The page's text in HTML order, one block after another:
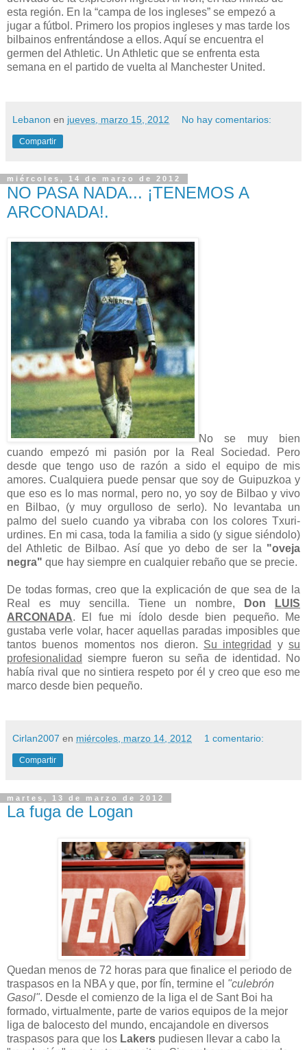
esta región. En la “campa de los ingleses” se empezó a
jugar a fútbol. Primero los propios ingleses y mas tarde los
bilbainos enfrentándose a ellos. Aquí se encuentra el
germen del Athletic. Un Athletic que se enfrenta esta
semana en el partido de vuelta al Manchester United.
Lebanon en jueves, marzo 15, 2012 No hay comentarios:
Compartir
miércoles, 14 de marzo de 2012
NO PASA NADA... ¡TENEMOS A
ARCONADA!.
No se muy bien
cuando empezó mi pasión por la Real Sociedad. Pero
desde que tengo uso de razón a sido el equipo de mis
amores. Cualquiera puede pensar que soy de Guipuzkoa y
que eso es lo mas normal, pero no, yo soy de Bilbao y vivo
en Bilbao, (y muy orgulloso de serlo). No levantaba un
palmo del suelo cuando ya vibraba con los colores Txuri-
urdines. En mi casa, toda la familia a sido (y sigue siéndolo)
del Athletic de Bilbao. Así que yo debo de ser la "oveja
negra" que hay siempre en cualquier rebaño que se precie.
De todas formas, creo que la explicación de que sea de la
Real es muy sencilla. Tiene un nombre,
Don
LUIS
ARCONADA. El fue mi ídolo desde bien pequeño. Me
gustaba verle volar, hacer aquellas paradas imposibles que
tantos buenos momentos nos dieron. Su integridad y su
profesionalidad siempre fueron su seña de identidad. No
había rival que no sintiera respeto por él y creo que eso me
marco desde bien pequeño.
Cirlan2007 en miércoles, marzo 14, 2012 1 comentario:
Compartir
martes, 13 de marzo de 2012
La fuga de Logan
Quedan menos de 72 horas para que finalice el periodo de
traspasos en la NBA y que, por fín, termine el "culebrón
Gasol". Desde el comienzo de la liga el de Sant Boi ha
formado, virtualmente, parte de varios equipos de la mejor
liga de balocesto del mundo, encajandole en diversos
traspasos para que los Lakers pudiesen llevar a cabo la